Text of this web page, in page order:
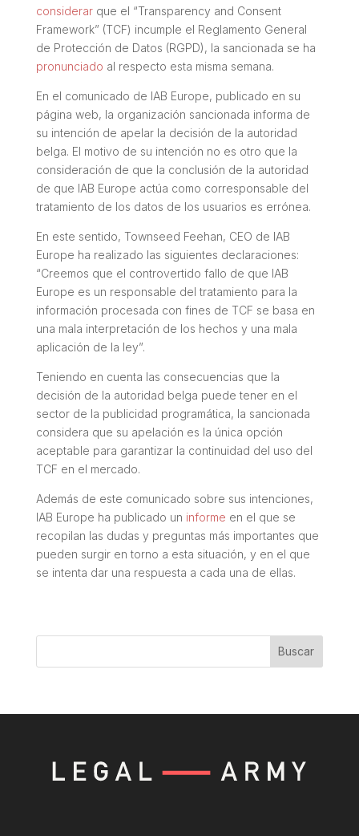
considerarque el “Transparency and Consent
Framework” (TCF) incumple el Reglamento General
de Protección de Datos (RGPD), la sancionada se ha
pronunciado al respecto esta misma semana.
En el comunicado de IAB Europe, publicado en su
página web, la organización sancionada informa de
su intención de apelar la decisión de la autoridad
belga. El motivo de su intención no es otro que la
consideración de que la conclusión de la autoridad
de que IAB Europe actúa como corresponsable del
tratamiento de los datos de los usuarios es errónea.
En este sentido, Townseed Feehan, CEO de IAB
Europe ha realizado las siguientes declaraciones:
“Creemos que el controvertido fallo de que IAB
Europe es un responsable del tratamiento para la
información procesada con fines de TCF se basa en
una mala interpretación de los hechos y una mala
aplicación de la ley”.
Teniendo en cuenta las consecuencias que la
decisión de la autoridad belga puede tener en el
sector de la publicidad programática, la sancionada
considera que su apelación es la única opción
aceptable para garantizar la continuidad del uso del
TCF en el mercado.
Además de este comunicado sobre sus intenciones,
IAB Europe ha publicado un informe en el que se
recopilan las dudas y preguntas más importantes que
pueden surgir en torno a esta situación, y en el que
se intenta dar una respuesta a cada una de ellas.
Buscar